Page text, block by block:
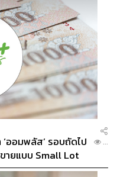
ออมพลัส’ รอบถัดไป
ายแบบ Small Lot
...